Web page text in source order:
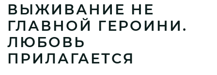
ВЫЖИВАНИЕ НЕ
ГЛАВНОЙ ГЕРОИНИ.
ЛЮБОВЬ
ПРИЛАГАЕТСЯ